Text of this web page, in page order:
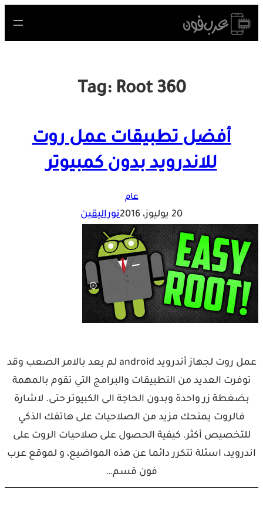
Skip
to
Tag: Root 360
أفضل تطبيقات عمل روت
للاندرويد بدون كمبيوتر
عام
20 يوليوز، 2016 نوراليقين
عمل روت لجهاز أندرويد android لم يعد بالامر الصعب وقد
توفرت العديد من التطبيقات والبرامج التي تقوم بالمهمة
بضغطة زر واحدة وبدون الحاجة الى الكبيوتر حتى. لاشارة
فالروت يمنحك مزيد من الصلاحيات على هاتفك الذكي
للتخصيص أكثر. كيفية الحصول على صلاحيات الروت على
اندرويد، اسئلة تتكرر دائما عن هذه المواضيع، و لموقع عرب
فون قسم…